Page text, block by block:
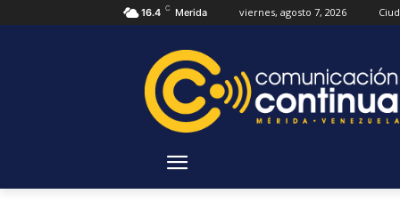
16.4 C Merida viernes, agosto 7, 2026